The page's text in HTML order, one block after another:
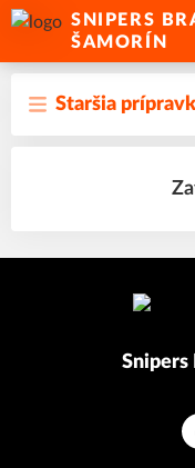
SNIPERS
ŠAMORÍN
Staršia
Snipers